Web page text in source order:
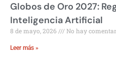
Globos de Oro 2027:
Inteligencia Artificial
8 de mayo, 2026 No hay
Leer más »